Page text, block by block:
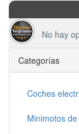
No hay
Categorías
Coches
Minimotos